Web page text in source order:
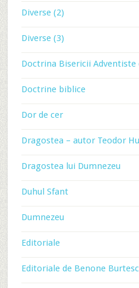
Diverse (2)
Diverse (3)
Doctrina Bisericii Adventiste
Doctrine biblice
Dor de cer
Dragostea – autor Teodor
Dragostea lui Dumnezeu
Duhul Sfant
Dumnezeu
Editoriale
Editoriale de Benone